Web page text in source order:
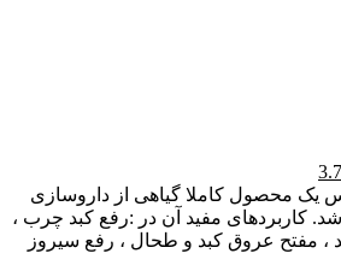
فعلی
﷼3.700.000
است.
یک محصول کاملا گیاهی از داروسازی
کاربردهای مفید آن در :رفع کبد چرب ،
، مفتح عروق کبد و طحال ، رفع سیروز